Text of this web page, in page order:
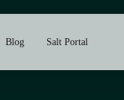
Blog Salt Portal